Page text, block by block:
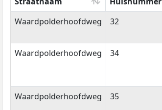
Straatnaam
Huisnummer
Waardpolderhoofdweg 32
Waardpolderhoofdweg 34
Waardpolderhoofdweg 35